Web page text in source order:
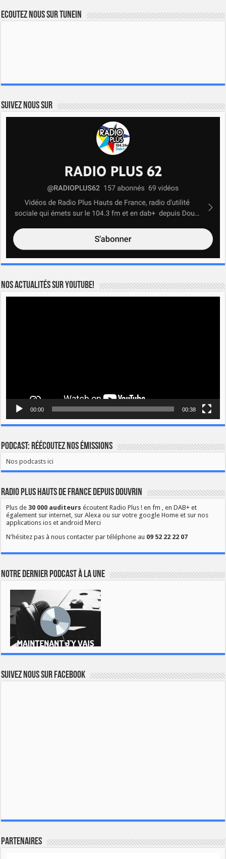
Ecoutez nous sur TuneIn
Suivez nous sur
Nos actualités sur YOUTUBE!
00:00 00:38
Podcast: Réécoutez nos émissions
Nos podcasts ici
Radio Plus Hauts de France depuis Douvrin
Plus de30 000 auditeurs écoutent Radio Plus ! en fm , en DAB+ et
également sur internet, sur Alexa ou sur votre google Home et sur nos
applications ios et android Merci
N'hésitez pas à nous contacter par téléphone au 09 52 22 22 07
Notre dernier podcast à la une
Suivez nous sur Facebook
Partenaires